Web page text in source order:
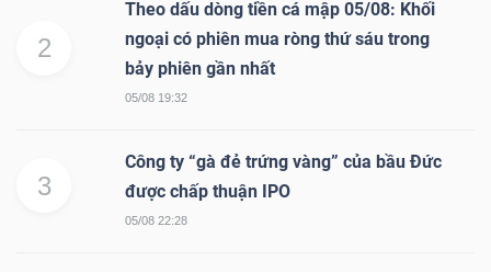
2
Theo dấu dòng tiền cá mập 05/08: Khối
ngoại có phiên mua ròng thứ sáu trong
bảy phiên gần nhất
05/08 19:32
3
Công ty “gà đẻ trứng vàng” của bầu Đức
được chấp thuận IPO
05/08 22:28